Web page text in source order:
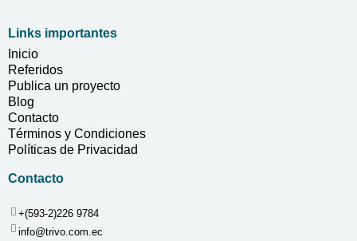
Links importantes
Inicio
Referidos
Publica un proyecto
Blog
Contacto
Términos y Condiciones
Políticas de Privacidad
Contacto
+(593-2)226 9784
info@trivo.com.ec